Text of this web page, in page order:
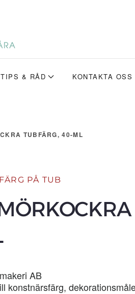
TIPS & RÅD KONTAKTA OSS
TUBFÄRG, 40-ML
PÅ TUB
AB
konstnärsfärg,